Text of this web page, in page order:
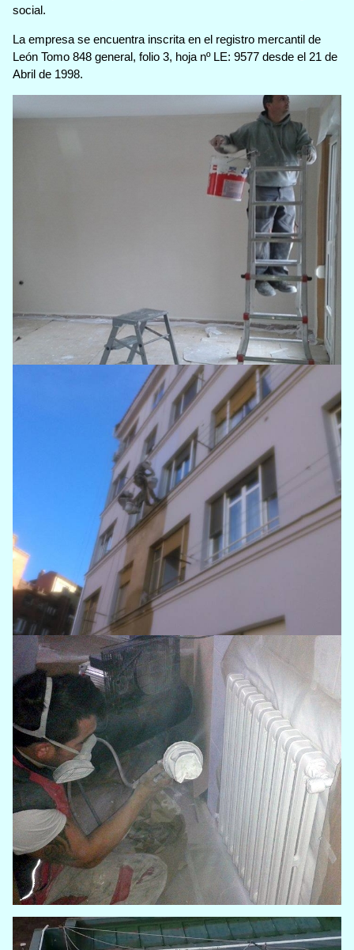
social.
La empresa se encuentra inscrita en el registro mercantil de
León Tomo 848 general, folio 3, hoja nº LE: 9577 desde el 21 de
Abril de 1998.